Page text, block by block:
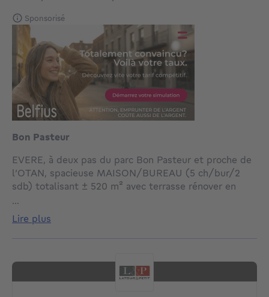
Sponsorisé
Bon Pasteur
EVERE, à deux pas du parc Bon Pasteur et proche de
l’OTAN, spacieuse MAISON/BUREAU (5 ch/bur/2
sdb) totalisant ± 520 m² avec terrasse rénover en
Sise sur un terrain de 3 ares 50 ca, le bien se
compose comme suit : au rez-de-chaussée : ESPACE
PROFESSIONNEL sur une superficie totale de 170 m²,
kitchenette, réserve, chaufferie et cave à vin. Au 1er
étage : Beau volume aménager dans l'esprit LOFT
...
lire plus